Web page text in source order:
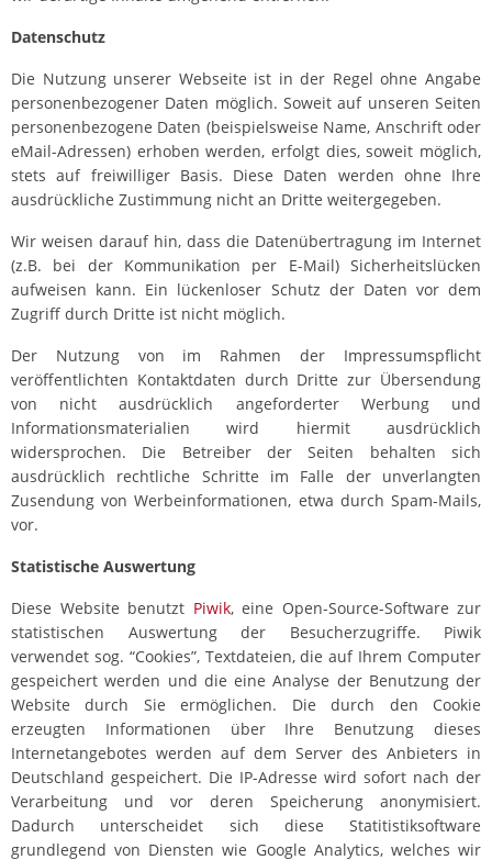
Datenschutz
Die Nutzung unserer Webseite ist in der Regel ohne Angabe
personenbezogener Daten möglich. Soweit auf unseren Seiten
personenbezogene Daten (beispielsweise Name, Anschrift oder
eMail-Adressen) erhoben werden, erfolgt dies, soweit möglich,
stets auf freiwilliger Basis. Diese Daten werden ohne Ihre
ausdrückliche Zustimmung nicht an Dritte weitergegeben.
Wir weisen darauf hin, dass die Datenübertragung im Internet
(z.B. bei der Kommunikation per E-Mail) Sicherheitslücken
aufweisen kann. Ein lückenloser Schutz der Daten vor dem
Zugriff durch Dritte ist nicht möglich.
Der Nutzung von im Rahmen der Impressumspflicht
veröffentlichten Kontaktdaten durch Dritte zur Übersendung
von nicht ausdrücklich angeforderter Werbung und
Informationsmaterialien wird hiermit ausdrücklich
widersprochen. Die Betreiber der Seiten behalten sich
ausdrücklich rechtliche Schritte im Falle der unverlangten
Zusendung von Werbeinformationen, etwa durch Spam-Mails,
vor.
Statistische Auswertung
Diese Website benutzt Piwik, eine Open-Source-Software zur
statistischen Auswertung der Besucherzugriffe. Piwik
verwendet sog. “Cookies”, Textdateien, die auf Ihrem Computer
gespeichert werden und die eine Analyse der Benutzung der
Website durch Sie ermöglichen. Die durch den Cookie
erzeugten Informationen über Ihre Benutzung dieses
Internetangebotes werden auf dem Server des Anbieters in
Deutschland gespeichert. Die IP-Adresse wird sofort nach der
Verarbeitung und vor deren Speicherung anonymisiert.
Dadurch unterscheidet sich diese Statitistiksoftware
grundlegend von Diensten wie Google Analytics, welches wir